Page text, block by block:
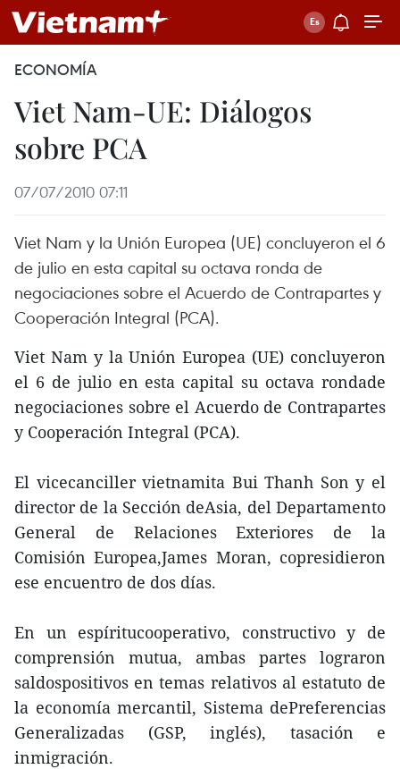
ECONOMÍA
Viet Nam-UE: Diálogos
sobre PCA
07/07/2010 07:11
Viet Nam y la Unión Europea (UE) concluyeron el 6
de julio en esta capital su octava ronda de
negociaciones sobre el Acuerdo de Contrapartes y
Cooperación Integral (PCA).
Viet Nam y la Unión Europea (UE) concluyeron
el 6 de julio en esta capital su octava rondade
negociaciones sobre el Acuerdo de Contrapartes
y Cooperación Integral (PCA).
El vicecanciller vietnamita Bui Thanh Son y el
director de la Sección deAsia, del Departamento
General de Relaciones Exteriores de la
Comisión Europea,James Moran, copresidieron
ese encuentro de dos días.
En un espíritucooperativo, constructivo y de
comprensión mutua, ambas partes lograron
saldospositivos en temas relativos al estatuto de
la economía mercantil, Sistema dePreferencias
Generalizadas (GSP, inglés), tasación e
inmigración.